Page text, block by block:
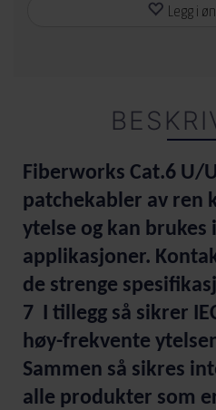
Legg i
Fiberworks Cat.6 U/
patchekabler av ren
ytelse og kan brukes
applikasjoner.
de strenge
7 I tillegg så sikrer
høy-frekvente
Sammen så sikres
alle produkter som